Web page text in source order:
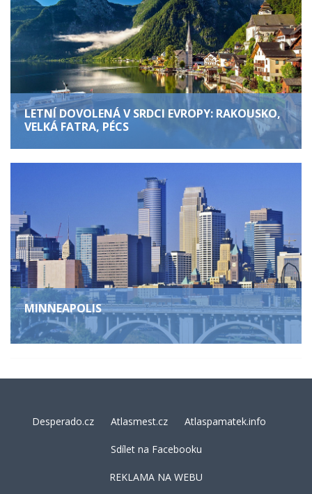
LETNÍ DOVOLENÁ V SRDCI EVROPY: RAKOUSKO,
VELKÁ FATRA, PÉCS
MINNEAPOLIS
Desperado.cz Atlasmest.cz Atlaspamatek.info
Sdílet na Facebooku
REKLAMA NA WEBU